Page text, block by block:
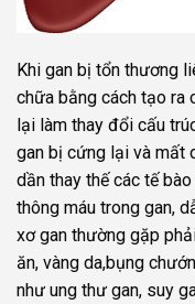
Khi gan bị tổn thương
chữa bằng cách tạo ra
lại làm thay đổi cấu
gan bị cứng lại và mất
dần thay thế các tế
thông máu trong gan,
xơ gan thường gặp
ăn, vàng da,bụng
như ung thư gan, suy